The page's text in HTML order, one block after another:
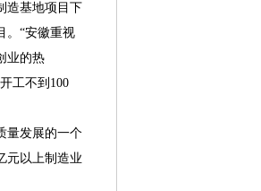
造基地项目下
。“安徽重视
业的热
工不到100
量发展的一个
元以上制造业